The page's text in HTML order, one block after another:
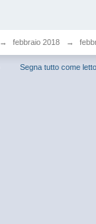
→ febbraio 2018 →
Segna tutto come letto